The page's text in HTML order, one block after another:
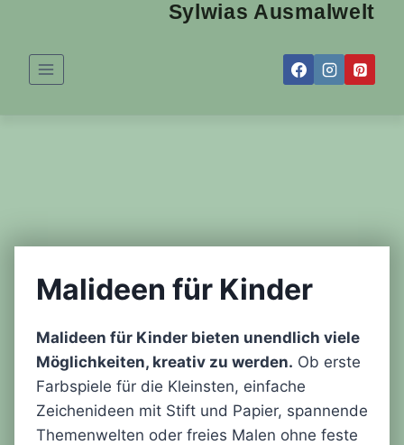
springen
Sylwias Ausmalwelt
Malideen für Kinder
Malideen für Kinder bieten unendlich viele
Möglichkeiten, kreativ zu werden. Ob erste
Farbspiele für die Kleinsten, einfache
Zeichenideen mit Stift und Papier, spannende
Themenwelten oder freies Malen ohne feste